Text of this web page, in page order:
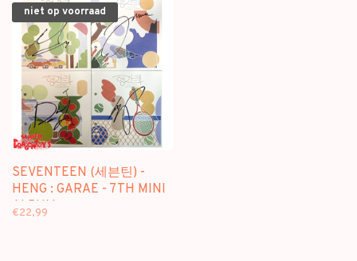
niet op voorraad
SEVENTEEN (세븐틴) -
HENG : GARAE - 7TH MINI
ALBUM
€22,99